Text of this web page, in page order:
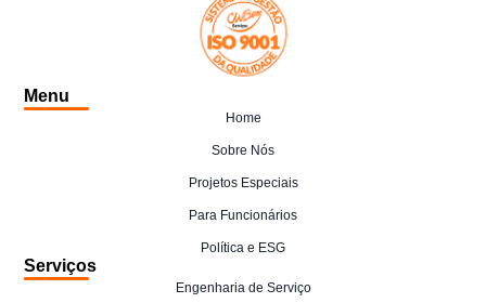
Menu
Home
Sobre Nós
Projetos Especiais
Para Funcionários
Política e ESG
Serviços
Engenharia de Serviço